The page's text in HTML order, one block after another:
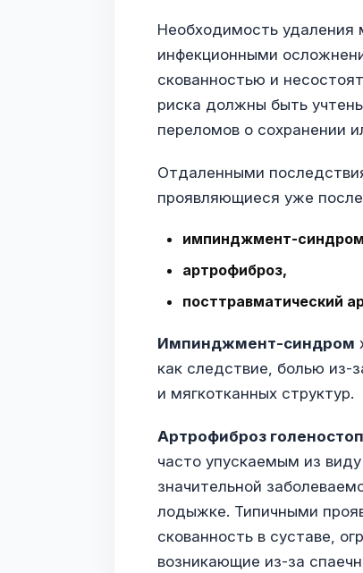
Необходимость удаления
инфекционными
скованностью и
риска должны быть
переломов о сохранении
Отдаленными
проявляющиеся уже
импинджмент-
артрофиброз,
посттравматический
Импинджмент-синдром
как следствие, болью из-
и мягкотканных структур.
Артрофиброз
часто упускаемым из
значительной
лодыжке. Типичными
скованность в суставе,
возникающие из-за